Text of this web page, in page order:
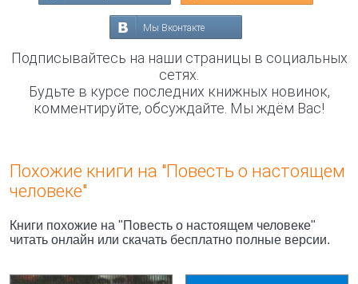
Мы Вконтакте
Подписывайтесь на наши страницы в социальных
сетях.
Будьте в курсе последних книжных новинок,
комментируйте, обсуждайте. Мы ждём Вас!
Похожие книги на "Повесть о настоящем
человеке"
Книги похожие на "Повесть о настоящем человеке"
читать онлайн или скачать бесплатно полные версии.